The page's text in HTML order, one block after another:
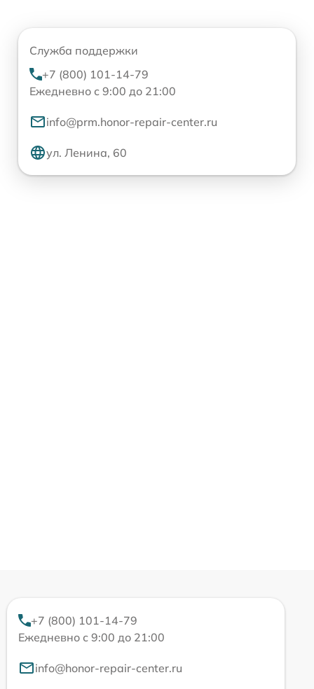
Служба поддержки
+7 (800) 101-14-79
Ежедневно с 9:00 до 21:00
info@prm.honor-repair-center.ru
ул. Ленина, 60
+7 (800) 101-14-79
Ежедневно с 9:00 до 21:00
info@honor-repair-center.ru